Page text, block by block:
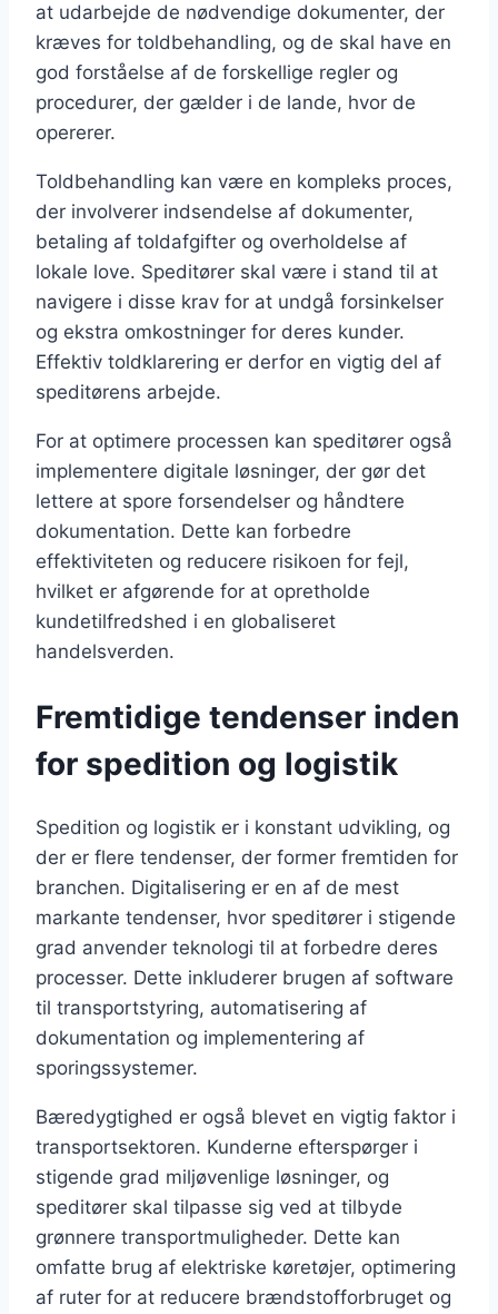
at udarbejde de nødvendige dokumenter, der
kræves for toldbehandling, og de skal have en
god forståelse af de forskellige regler og
procedurer, der gælder i de lande, hvor de
opererer.
Toldbehandling kan være en kompleks proces,
der involverer indsendelse af dokumenter,
betaling af toldafgifter og overholdelse af
lokale love. Speditører skal være i stand til at
navigere i disse krav for at undgå forsinkelser
og ekstra omkostninger for deres kunder.
Effektiv toldklarering er derfor en vigtig del af
speditørens arbejde.
For at optimere processen kan speditører også
implementere digitale løsninger, der gør det
lettere at spore forsendelser og håndtere
dokumentation. Dette kan forbedre
effektiviteten og reducere risikoen for fejl,
hvilket er afgørende for at opretholde
kundetilfredshed i en globaliseret
handelsverden.
Fremtidige tendenser inden
for spedition og logistik
Spedition og logistik er i konstant udvikling, og
der er flere tendenser, der former fremtiden for
branchen. Digitalisering er en af de mest
markante tendenser, hvor speditører i stigende
grad anvender teknologi til at forbedre deres
processer. Dette inkluderer brugen af software
til transportstyring, automatisering af
dokumentation og implementering af
sporingssystemer.
Bæredygtighed er også blevet en vigtig faktor i
transportsektoren. Kunderne efterspørger i
stigende grad miljøvenlige løsninger, og
speditører skal tilpasse sig ved at tilbyde
grønnere transportmuligheder. Dette kan
omfatte brug af elektriske køretøjer, optimering
af ruter for at reducere brændstofforbruget og